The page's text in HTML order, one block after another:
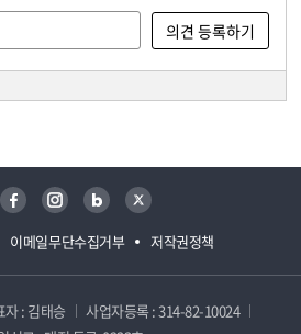
이메일무단수집거부 저작권정책
페이스북 인스타그램 블로그 트위터
자 : 김태승
사업자등록 : 314-82-10024